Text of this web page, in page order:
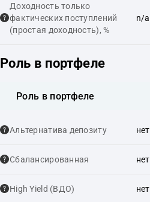
Доходность только
фактических поступлений
(простая доходность), %
n/a
Роль в портфеле
Роль в портфеле
Альтернатива депозиту нет
Сбалансированная нет
High Yield (ВДО) нет